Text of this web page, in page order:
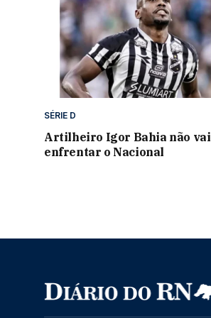
SÉRIE D
Artilheiro Igor Bahia não vai
enfrentar o Nacional